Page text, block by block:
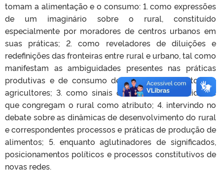
tomam a alimentação e o consumo: 1. como expressões
de um imaginário sobre o rural, constituído
especialmente por moradores de centros urbanos em
suas práticas; 2. como reveladores de diluições e
redefinições das fronteiras entre rural e urbano, tal como
manifestam as ambiguidades presentes nas práticas
produtivas e de consumo de variados segmentos de
agricultores; 3. como sinais diacríticos de identidades
que congregam o rural como atributo; 4. intervindo no
debate sobre as dinâmicas de desenvolvimento do rural
e correspondentes processos e práticas de produção de
alimentos; 5. enquanto aglutinadores de significados,
posicionamentos políticos e processos constitutivos de
novas redes.